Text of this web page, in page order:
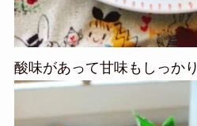
酸味があって甘味もしっかり